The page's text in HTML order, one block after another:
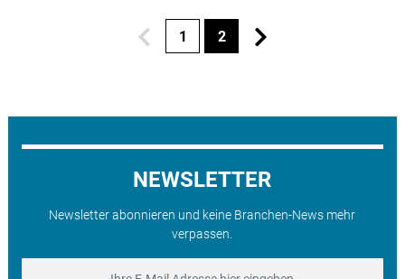
1 2
NEWSLETTER
Newsletter abonnieren und keine Branchen-News mehr
verpassen.